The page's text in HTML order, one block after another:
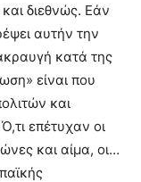
διεθνώς. Εάν
αυτήν την
κατά της
είναι που
και
επέτυχαν οι
και αίμα, οι…